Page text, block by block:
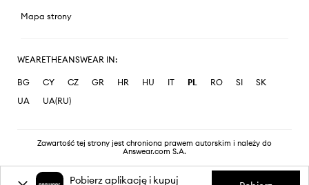
Mapa strony
WEARETHEANSWEAR IN:
BG CY CZ GR HR HU IT PL RO SI
SK
UA
UA(RU)
Zawartość tej strony jest chroniona prawem autorskim i należy do
Answear.com S.A.
Pobierz aplikację i kupuj